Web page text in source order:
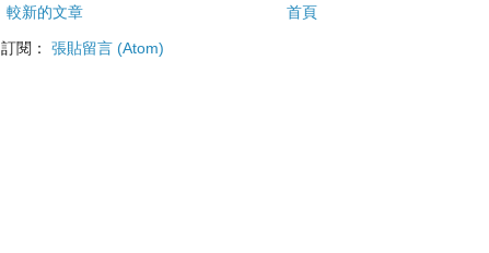
較新的文章 首頁
訂閱： 張貼留言 (Atom)